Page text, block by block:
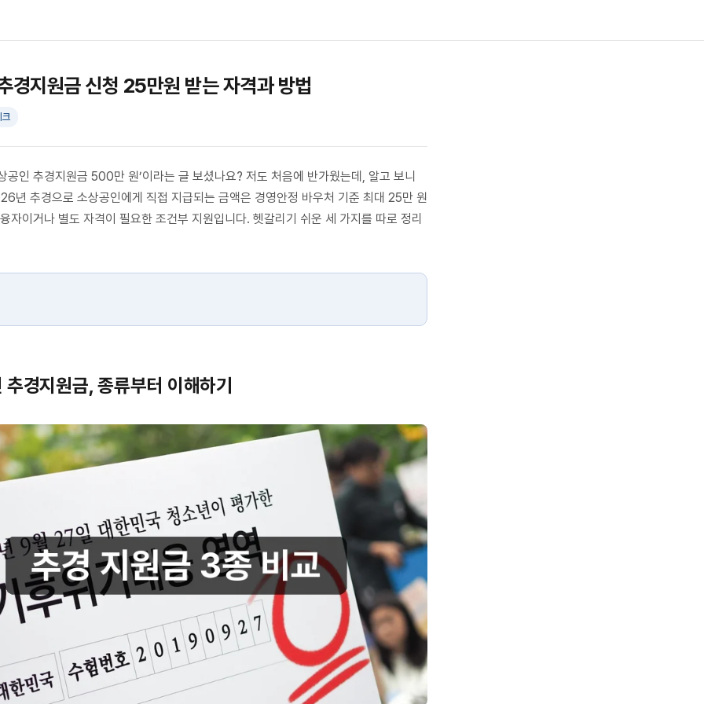
경지원금 신청 25만원 받는 자격과 방법
공인 추경지원금 500만 원’이라는 글 보셨나요? 저도 처음에 반가웠는데, 알고 보니
년 추경으로 소상공인에게 직접 지급되는 금액은 경영안정 바우처 기준 최대 25만 원
자이거나 별도 자격이 필요한 조건부 지원입니다. 헷갈리기 쉬운 세 가지를 따로 정리
경지원금, 종류부터 이해하기